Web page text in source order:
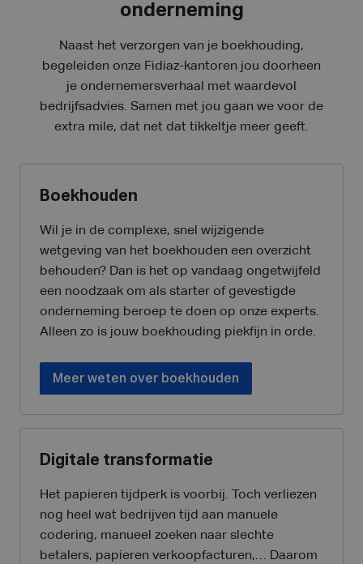
onderneming
Naast het verzorgen van je boekhouding,
begeleiden onze Fidiaz-kantoren jou doorheen
je ondernemersverhaal met waardevol
bedrijfsadvies. Samen met jou gaan we voor de
extra mile, dat net dat tikkeltje meer geeft.
Boekhouden
Wil je in de complexe, snel wijzigende
wetgeving van het boekhouden een overzicht
behouden? Dan is het op vandaag ongetwijfeld
een noodzaak om als starter of gevestigde
onderneming beroep te doen op onze experts.
Alleen zo is jouw boekhouding piekfijn in orde.
Meer weten over boekhouden
Digitale transformatie
Het papieren tijdperk is voorbij. Toch verliezen
nog heel wat bedrijven tijd aan manuele
codering, manueel zoeken naar slechte
betalers, papieren verkoopfacturen,… Daarom